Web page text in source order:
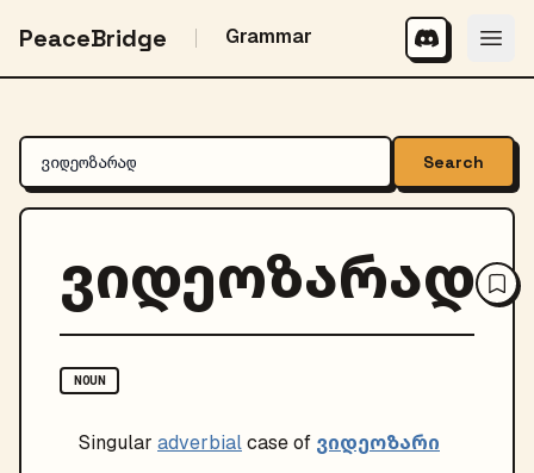
PeaceBridge Grammar
Search
ვიდეოზარად
NOUN
Singular adverbialcase of ვიდეოზარი